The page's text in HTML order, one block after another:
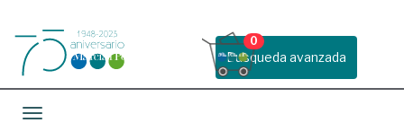
Busqueda avanzada
0
Toggle navigation